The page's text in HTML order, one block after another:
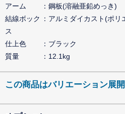
アーム
鋼板(溶融亜鉛めっき)
結線ボック
ス
アルミダイカスト(ポリ
仕上色
ブラック
質量
12.1kg
この商品はバリエーション展